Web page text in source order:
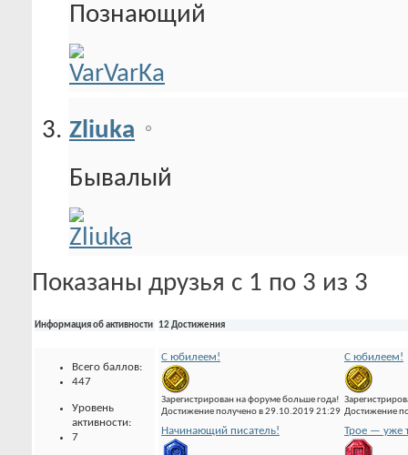
Познающий
Zliuka
Бывалый
Показаны друзья с 1 по 3 из 3
Информация об активности
Всего баллов:
447
Уровень
активности:
7
12 Достижения
С юбилеем!
Зарегистрирован на форуме больше года!
Достижение получено в 29.10.2019 21:29
С юбилеем!
Достижение
Начинающий писатель! Трое — уже